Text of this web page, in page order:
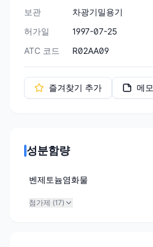
보관
차광기밀용기
허가일
1997-07-25
ATC 코드
R02AA09
즐겨찾기 추가 메모
성분함량
벤제토늄염화물
첨가제 (17)